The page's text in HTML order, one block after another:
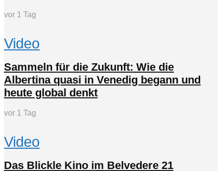
vor 1 Tag
Video
Sammeln für die Zukunft: Wie die
Albertina quasi in Venedig begann und
heute global denkt
vor 1 Tag
Video
Das Blickle Kino im Belvedere 21